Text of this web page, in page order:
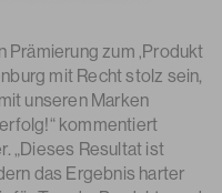
Prämierung zum ‚Produkt
mit Recht stolz sein,
unseren Marken
kommentiert
„Dieses Resultat ist
das Ergebnis harter